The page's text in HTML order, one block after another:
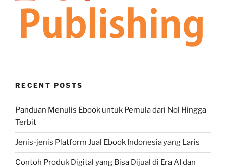
RECENT POSTS
Panduan Menulis Ebook untuk Pemula dari Nol Hingga
Terbit
Jenis-jenis Platform Jual Ebook Indonesia yang Laris
Contoh Produk Digital yang Bisa Dijual di Era AI dan